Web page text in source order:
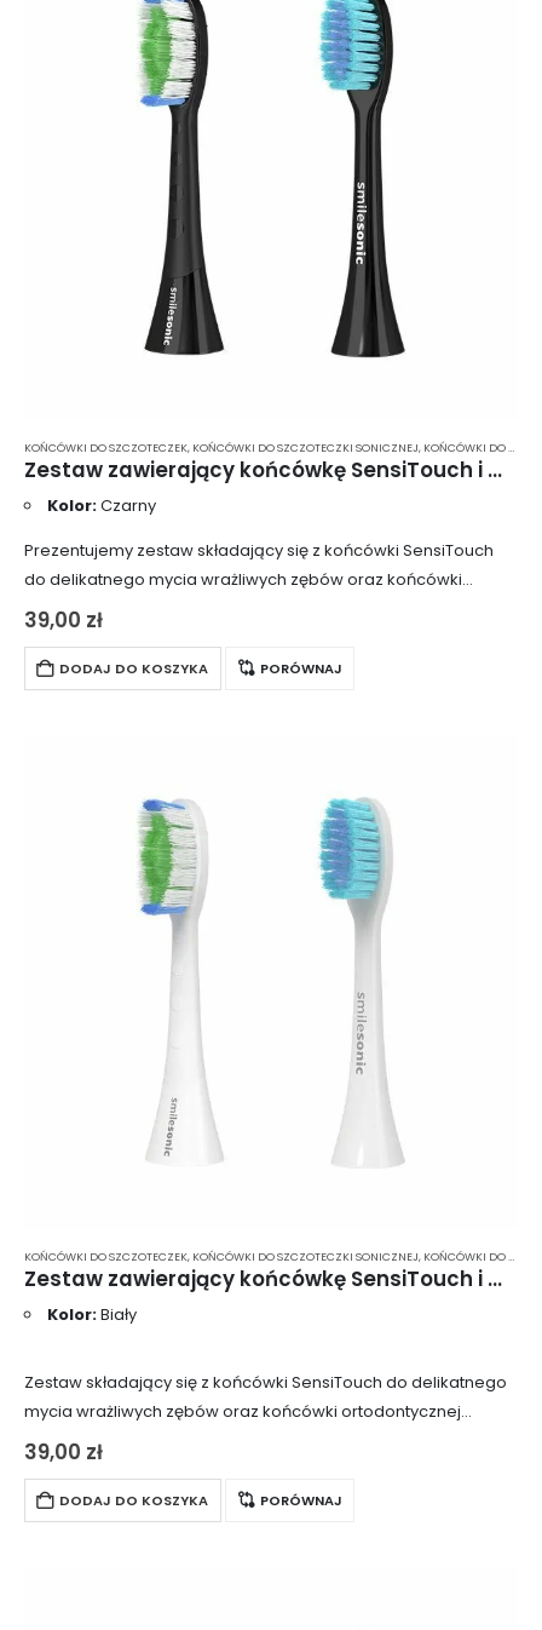
KOŃCÓWKI DO SZCZOTECZEK, KOŃCÓWKI DO SZCZOTECZKI SONICZNEJ, KOŃCÓWKI DO SZCZOTECZKI SONICZNEJ MIĘKKIE WŁOSIE
Zestaw zawierający końcówkę SensiTouch i OrthoClean – kolor czarny UP/EX/GO
Kolor:Czarny
Prezentujemy zestaw składający się z końcówki SensiTouch
do delikatnego mycia wrażliwych zębów oraz końcówki
ortodontycznej OrthoClean. Końcówki są kompatybilne
wyłącznie z modelami Smilesonic EX, Smilesonic UP oraz
Smilesonic GO. Nie…
39,00 zł
DODAJ DO KOSZYKA PORÓWNAJ
KOŃCÓWKI DO SZCZOTECZEK, KOŃCÓWKI DO SZCZOTECZKI SONICZNEJ, KOŃCÓWKI DO SZCZOTECZKI SONICZNEJ SMILESONIC
Zestaw zawierający końcówkę SensiTouch i OrthoClean – kolor biały UP/EX/GO
Kolor:Biały
Zestaw składający się z końcówki SensiTouch do delikatnego
mycia wrażliwych zębów oraz końcówki ortodontycznej
OrthoClean. Końcówki są kompatybilne wyłącznie z modelami
Smilesonic EX, Smilesonic UP oraz Smilesonic GO. Nie pasują…
39,00 zł
DODAJ DO KOSZYKA PORÓWNAJ